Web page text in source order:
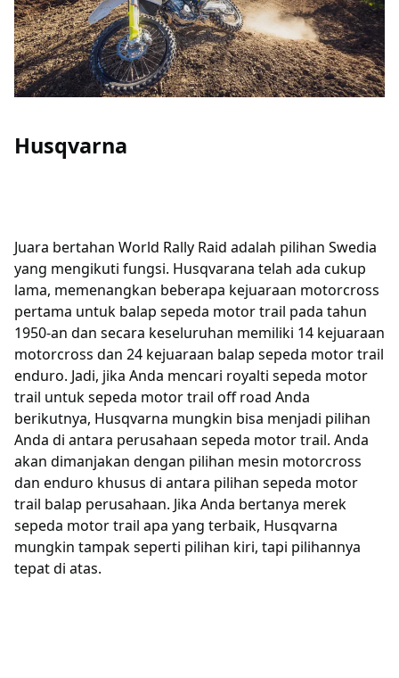
Husqvarna
Juara bertahan World Rally Raid adalah pilihan Swedia
yang mengikuti fungsi. Husqvarana telah ada cukup
lama, memenangkan beberapa kejuaraan motorcross
pertama untuk balap sepeda motor trail pada tahun
1950-an dan secara keseluruhan memiliki 14 kejuaraan
motorcross dan 24 kejuaraan balap sepeda motor trail
enduro. Jadi, jika Anda mencari royalti sepeda motor
trail untuk sepeda motor trail off road Anda
berikutnya, Husqvarna mungkin bisa menjadi pilihan
Anda di antara perusahaan sepeda motor trail. Anda
akan dimanjakan dengan pilihan mesin motorcross
dan enduro khusus di antara pilihan sepeda motor
trail balap perusahaan. Jika Anda bertanya merek
sepeda motor trail apa yang terbaik, Husqvarna
mungkin tampak seperti pilihan kiri, tapi pilihannya
tepat di atas.